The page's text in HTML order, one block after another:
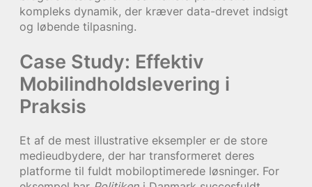
kompleks dynamik, der kræver data-drevet indsigt
og løbende tilpasning.
Case Study: Effektiv
Mobilindholdslevering i
Praksis
Et af de mest illustrative eksempler er de store
medieudbydere, der har transformeret deres
platforme til fuldt mobiloptimerede løsninger. For